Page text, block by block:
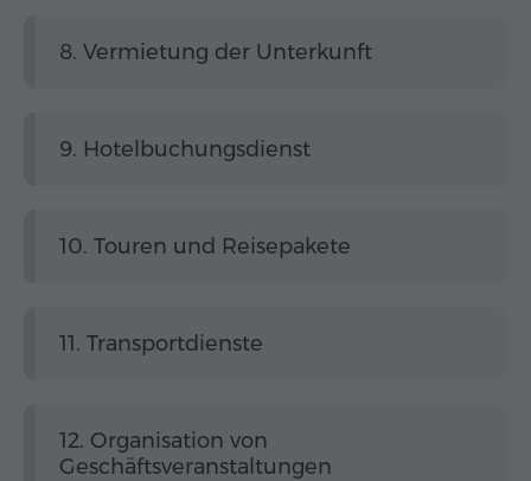
8. Vermietung der Unterkunft
9. Hotelbuchungsdienst
10. Touren und Reisepakete
11. Transportdienste
12. Organisation von
Geschäftsveranstaltungen